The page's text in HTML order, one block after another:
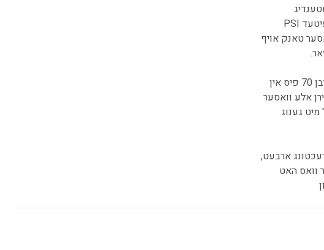
פונקציאנירן און בעזהשי״ת האפן מיר בקרוב צו קענען האבן א פולקאמע "פייער רעיטעד PSI
טאנק אויף
די ארבעט איז ערווארטעט זיך אנצוהייבן דעם זומער, דער טאנק וועט זיין אויפגעהויבן 70 פיס אין
אלע וואסער
מיט גענוג
ארבעט,
וואס האט